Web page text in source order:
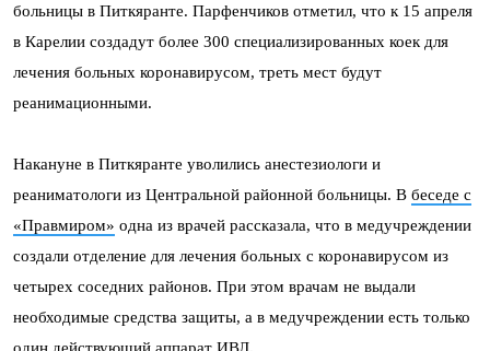
больницы в Питкяранте. Парфенчиков отметил, что к 15 апреля
в Карелии создадут более 300 специализированных коек для
лечения больных коронавирусом, треть мест будут
реанимационными.
Накануне в Питкяранте уволились анестезиологи и
реаниматологи из Центральной районной больницы. В беседе с
«Правмиром» одна из врачей рассказала, что в медучреждении
создали отделение для лечения больных с коронавирусом из
четырех соседних районов. При этом врачам не выдали
необходимые средства защиты, а в медучреждении есть только